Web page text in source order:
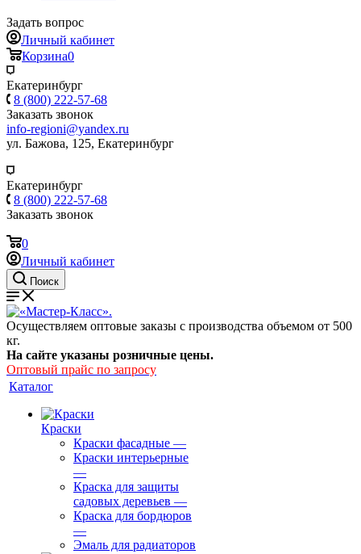
Задать вопрос
Личный кабинет
Корзина0
Екатеринбург
8 (800) 222-57-68
Заказать звонок
info-regioni@yandex.ru
ул. Бажова, 125, Екатеринбург
Екатеринбург
8 (800) 222-57-68
Заказать звонок
0
Личный кабинет
Поиск
Осуществляем оптовые заказы с производства объемом от 500
кг.
На сайте указаны розничные цены.
Оптовый прайс по запросу
Каталог
Краски
Краски фасадные —
Краски интерьерные
—
Краска для защиты
садовых деревьев —
⁠Краска для бордюров
—
Эмаль для радиаторов